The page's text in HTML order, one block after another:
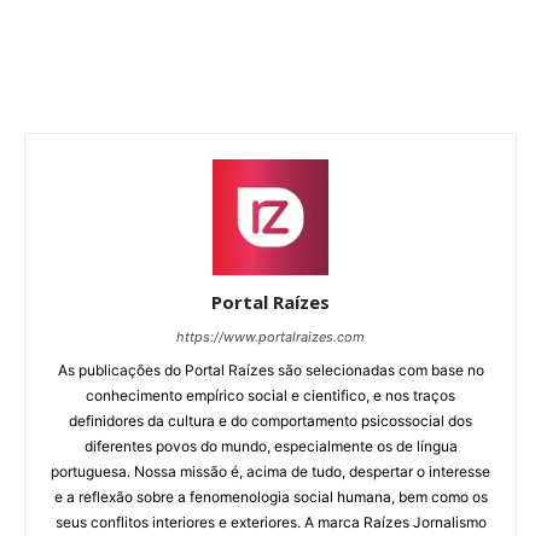
Portal Raízes
https://www.portalraizes.com
As publicações do Portal Raízes são selecionadas com base no
conhecimento empírico social e cientifico, e nos traços
definidores da cultura e do comportamento psicossocial dos
diferentes povos do mundo, especialmente os de língua
portuguesa. Nossa missão é, acima de tudo, despertar o interesse
e a reflexão sobre a fenomenologia social humana, bem como os
seus conflitos interiores e exteriores. A marca Raízes Jornalismo